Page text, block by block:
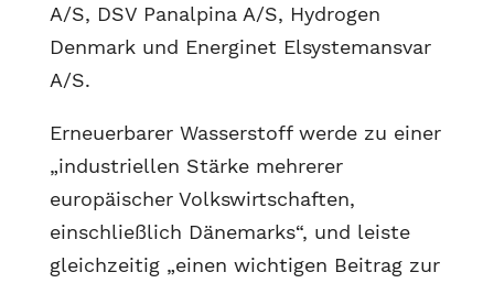
A/S, DSV Panalpina A/S, Hydrogen
Denmark und Energinet Elsystemansvar
A/S.
Erneuerbarer Wasserstoff werde zu einer
„industriellen Stärke mehrerer
europäischer Volkswirtschaften,
einschließlich Dänemarks“, und leiste
gleichzeitig „einen wichtigen Beitrag zur